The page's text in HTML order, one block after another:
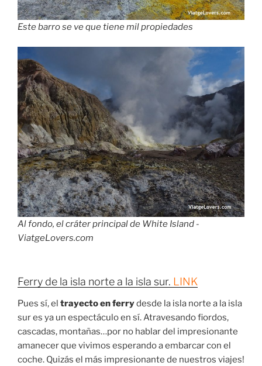
Este barro se ve que tiene mil propiedades
Al fondo, el cráter principal de White Island -
ViatgeLovers.com
Ferry de la isla norte a la isla sur. LINK
Pues sí, el trayecto en ferrydesde la isla norte a la isla
sur es ya un espectáculo en sí. Atravesando fiordos,
cascadas, montañas…por no hablar del impresionante
amanecer que vivimos esperando a embarcar con el
coche. Quizás el más impresionante de nuestros viajes!